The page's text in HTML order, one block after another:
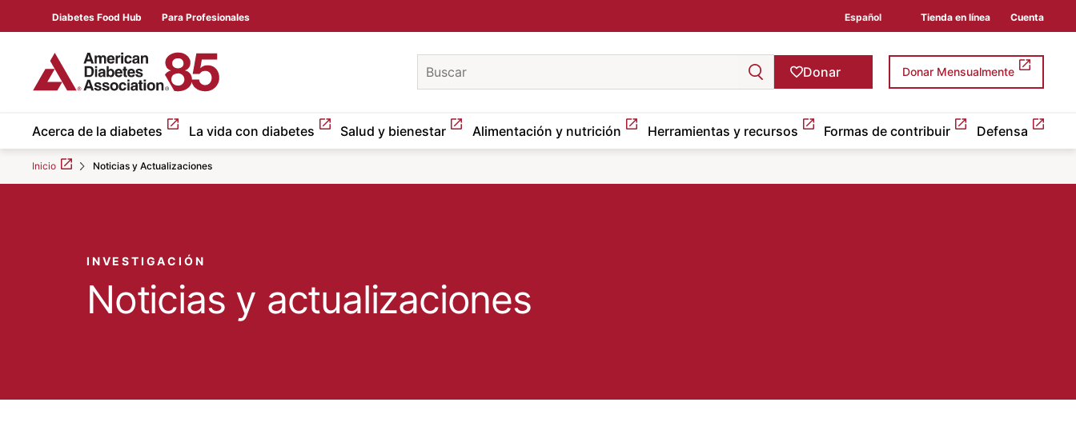
Diabetes Food Hub Para Profesionales Español Tienda en línea Cuenta
keywords Donar Donar Mensualmente
Acerca de la diabetes La vida con diabetes Salud y bienestar Alimentación y nutrición Herramientas y recursos Formas de contribuir Defensa
Inicio Noticias y Actualizaciones
content
INVESTIGACIÓN
Noticias y actualizaciones